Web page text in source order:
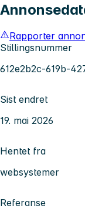
Rapporter
Stillingsnummer
612e2b2c-619b-
Sist endret
19. mai 2026
Hentet fra
websystemer
Referanse